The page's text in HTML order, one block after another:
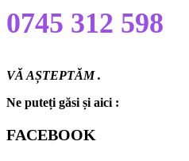
0745 312 598
VĂ AȘTEPTĂM .
Ne puteți găsi și aici :
FACEBOOK